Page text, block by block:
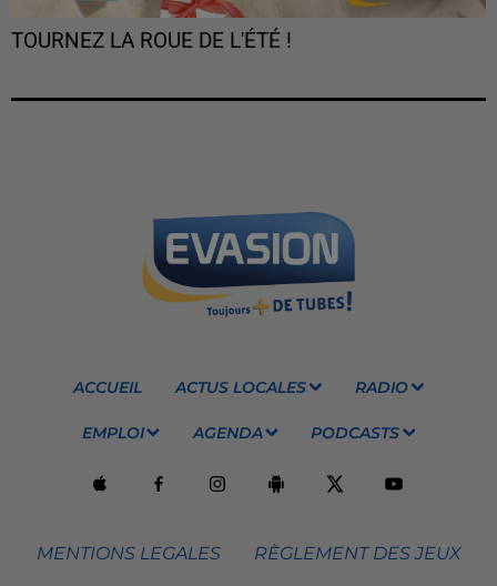
TOURNEZ LA ROUE DE L'ÉTÉ !
ACCUEIL ACTUS LOCALES RADIO
EMPLOI AGENDA PODCASTS
MENTIONS LEGALES RÈGLEMENT DES JEUX